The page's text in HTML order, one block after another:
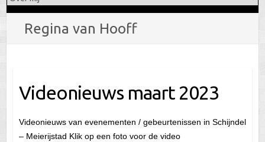
Regina van Hooff
Videonieuws maart 2023
Videonieuws van evenementen / gebeurtenissen in Schijndel
– Meierijstad Klik op een foto voor de video